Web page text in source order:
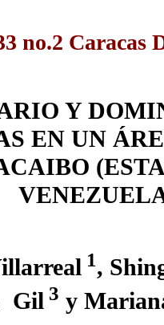
no.2 Caracas
Y
EN UN
1,
Gil 3 y